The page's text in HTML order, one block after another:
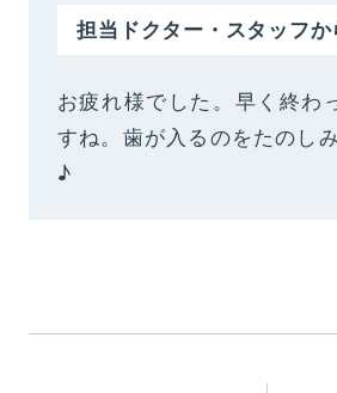
担当ドクター・スタッフか
お疲れ様でした。早く終わ
すね。歯が入るのをたのし
♪